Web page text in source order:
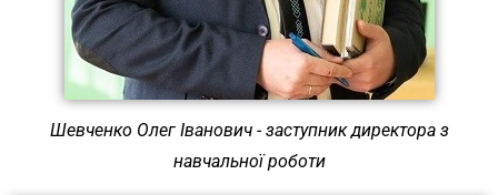
Шевченко Олег Іванович - заступник директора з
навчальної роботи